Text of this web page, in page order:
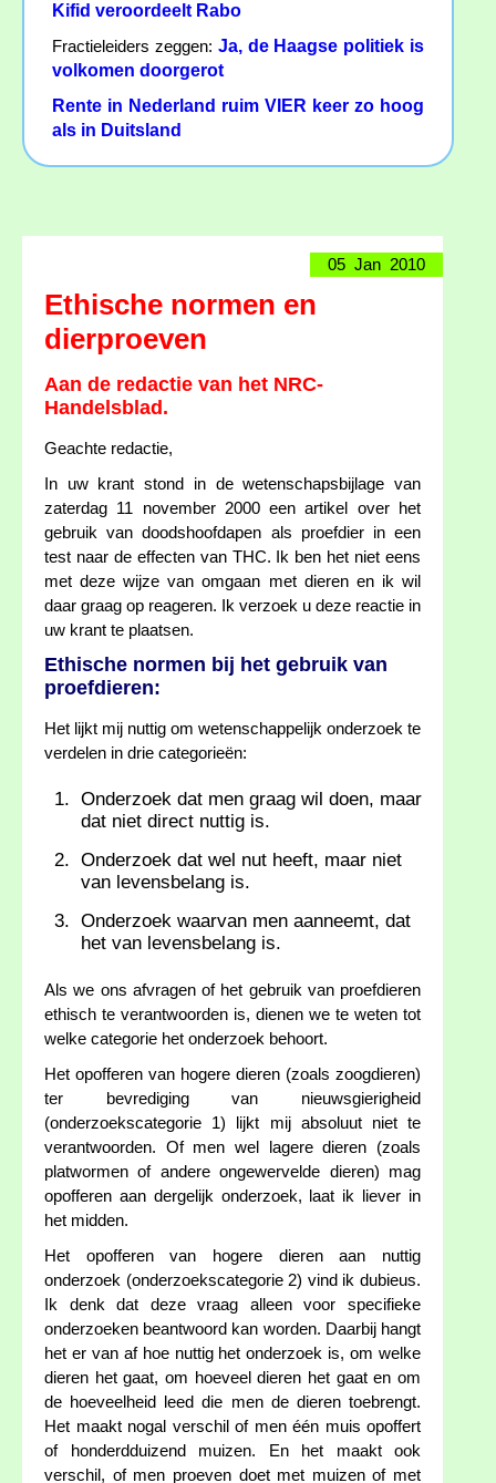
Kifid veroordeelt Rabo
Fractieleiders zeggen: Ja, de Haagse politiek is
volkomen doorgerot
Rente in Nederland ruim VIER keer zo hoog
als in Duitsland
05 Jan 2010
Ethische normen en
dierproeven
Aan de redactie van het NRC-
Handelsblad.
Geachte redactie,
In uw krant stond in de wetenschapsbijlage van
zaterdag 11 november 2000 een artikel over het
gebruik van doodshoofdapen als proefdier in een
test naar de effecten van THC. Ik ben het niet eens
met deze wijze van omgaan met dieren en ik wil
daar graag op reageren. Ik verzoek u deze reactie in
uw krant te plaatsen.
Ethische normen bij het gebruik van
proefdieren:
Het lijkt mij nuttig om wetenschappelijk onderzoek te
verdelen in drie categorieën:
Onderzoek dat men graag wil doen, maar
dat niet direct nuttig is.
Onderzoek dat wel nut heeft, maar niet
van levensbelang is.
Onderzoek waarvan men aanneemt, dat
het van levensbelang is.
Als we ons afvragen of het gebruik van proefdieren
ethisch te verantwoorden is, dienen we te weten tot
welke categorie het onderzoek behoort.
Het opofferen van hogere dieren (zoals zoogdieren)
ter bevrediging van nieuwsgierigheid
(onderzoekscategorie 1) lijkt mij absoluut niet te
verantwoorden. Of men wel lagere dieren (zoals
platwormen of andere ongewervelde dieren) mag
opofferen aan dergelijk onderzoek, laat ik liever in
het midden.
Het opofferen van hogere dieren aan nuttig
onderzoek (onderzoekscategorie 2) vind ik dubieus.
Ik denk dat deze vraag alleen voor specifieke
onderzoeken beantwoord kan worden. Daarbij hangt
het er van af hoe nuttig het onderzoek is, om welke
dieren het gaat, om hoeveel dieren het gaat en om
de hoeveelheid leed die men de dieren toebrengt.
Het maakt nogal verschil of men één muis opoffert
of honderdduizend muizen. En het maakt ook
verschil, of men proeven doet met muizen of met